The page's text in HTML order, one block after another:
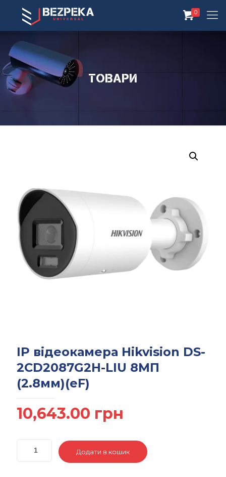
0
Товари
IP відеокамера Hikvision DS-
2CD2087G2H-LIU 8МП
(2.8мм)(eF)
10,643.00 грн
Додати в кошик